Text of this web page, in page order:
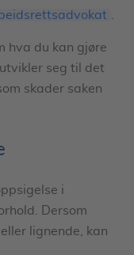
hva du kan gjøre
seg til det
skader saken
i
Dersom
lignende, kan